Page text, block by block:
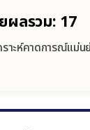
ผลรวม: 17
ะห์คาดการณ์แม่น